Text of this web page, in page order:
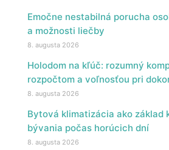
Emočne nestabilná porucha
a možnosti liečby
8. augusta 2026
Holodom na kľúč: rozumný
rozpočtom a voľnosťou pri
8. augusta 2026
Bytová klimatizácia ako základ
bývania počas horúcich dní
8. augusta 2026